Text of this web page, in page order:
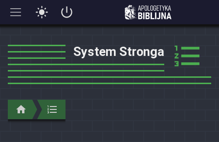
System Stronga